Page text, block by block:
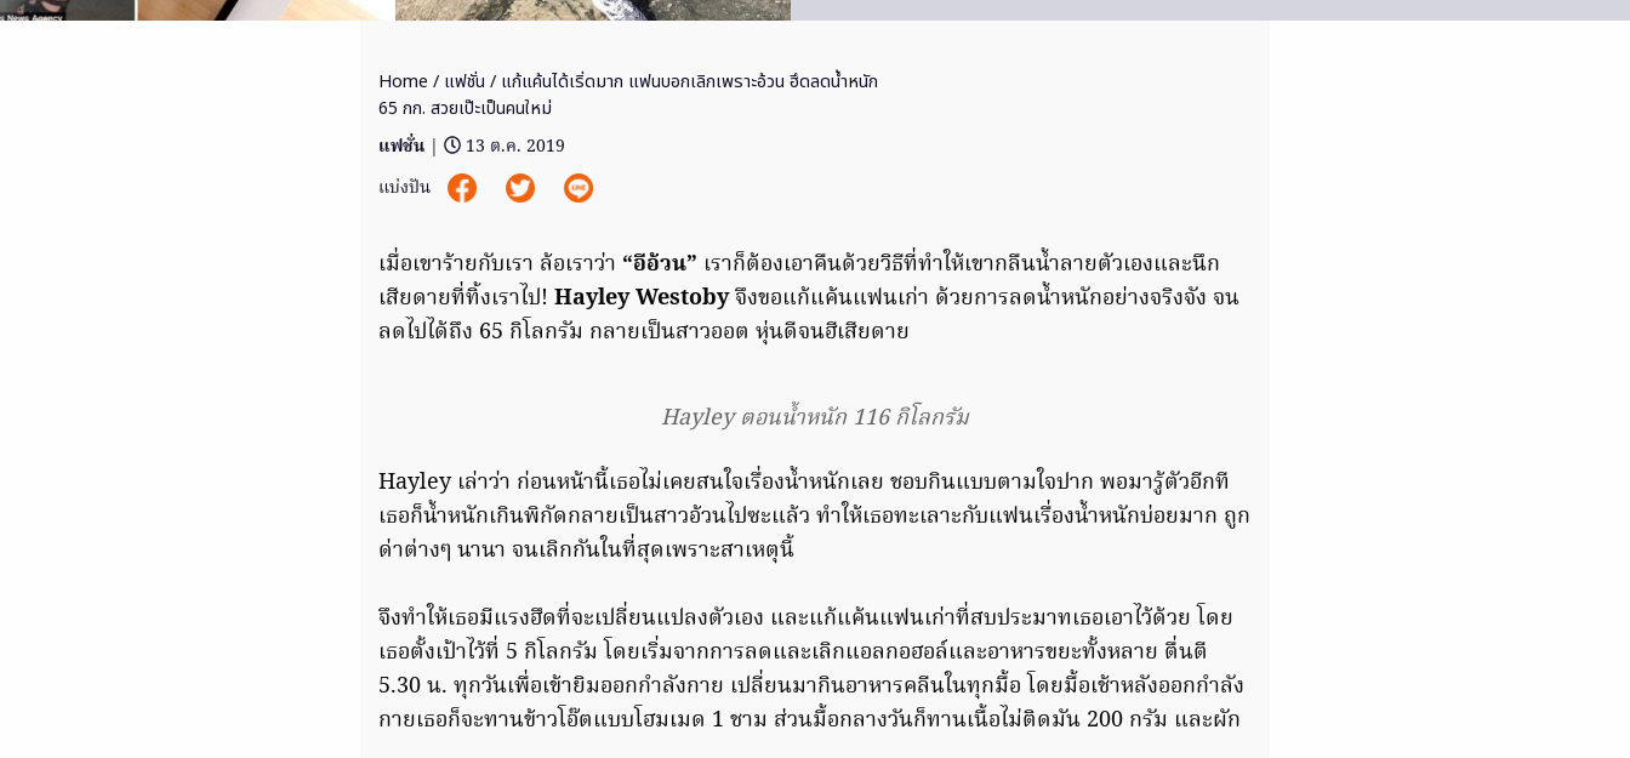
Home / แฟชั่น / แก้แค้นได้เริ่ดมาก แฟนบอกเลิกเพราะอ้วน ฮึดลดน้ำหนัก
65 กก. สวยเป๊ะเป็นคนใหม่
แฟชั่น |
13 ต.ค. 2019
แบ่งปัน
เมื่อเขาร้ายกับเรา ล้อเราว่า “อีอ้วน” เราก็ต้องเอาคืนด้วยวิธีที่ทำให้เขากลืนน้ำลายตัวเองและนึก
เสียดายที่ทิ้งเราไป! Hayley Westobyจึงขอแก้แค้นแฟนเก่า ด้วยการลดน้ำหนักอย่างจริงจัง จน
ลดไปได้ถึง 65 กิโลกรัม กลายเป็นสาวออต หุ่นดีจนฮีเสียดาย
Hayley ตอนน้ำหนัก 116 กิโลกรัม
Hayley เล่าว่า ก่อนหน้านี้เธอไม่เคยสนใจเรื่องน้ำหนักเลย ชอบกินแบบตามใจปาก พอมารู้ตัวอีกที
เธอก็น้ำหนักเกินพิกัดกลายเป็นสาวอ้วนไปซะแล้ว ทำให้เธอทะเลาะกับแฟนเรื่องน้ำหนักบ่อยมาก ถูก
ด่าต่างๆ นานา จนเลิกกันในที่สุดเพราะสาเหตุนี้
จึงทำให้เธอมีแรงฮึดที่จะเปลี่ยนแปลงตัวเอง และแก้แค้นแฟนเก่าที่สบประมาทเธอเอาไว้ด้วย โดย
เธอตั้งเป้าไว้ที่ 5 กิโลกรัม โดยเริ่มจากการลดและเลิกแอลกอฮอล์และอาหารขยะทั้งหลาย ตื่นตี
5.30 น. ทุกวันเพื่อเข้ายิมออกกำลังกาย เปลี่ยนมากินอาหารคลีนในทุกมื้อ โดยมื้อเช้าหลังออกกำลัง
กายเธอก็จะทานข้าวโอ๊ตแบบโฮมเมด 1 ชาม ส่วนมื้อกลางวันก็ทานเนื้อไม่ติดมัน 200 กรัม และผัก